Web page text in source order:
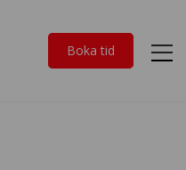
Boka tid